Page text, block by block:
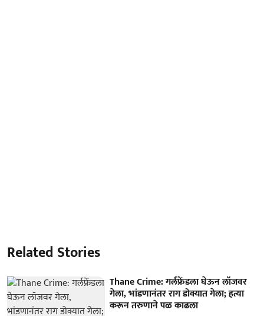
Related Stories
Thane Crime: गर्लफ्रेंडला घेऊन लॉजवर
गेला, भांडणानंतर राग डोक्यात गेला; हत्या
करून तरुणाने पळ काढला